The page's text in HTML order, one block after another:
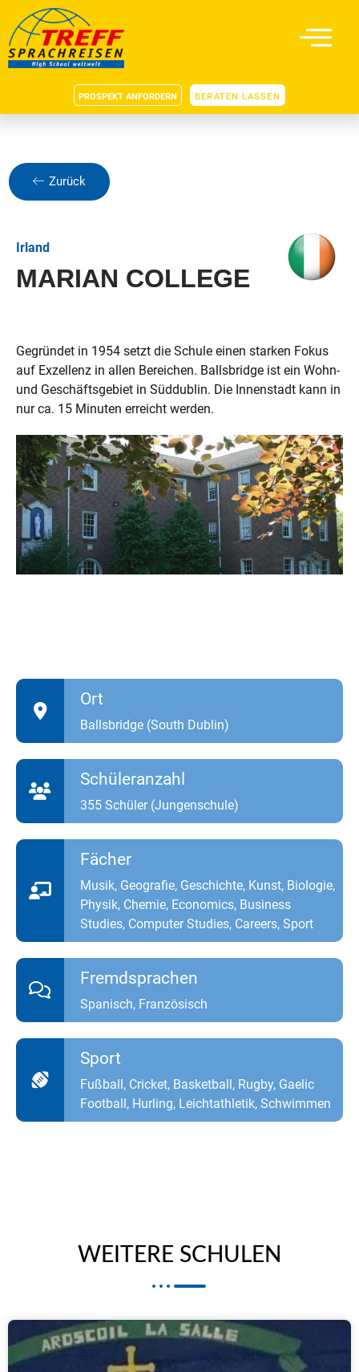
PROSPEKT ANFORDERN BERATEN LASSEN
Zurück
Irland
MARIAN COLLEGE
Gegründet in 1954 setzt die Schule einen starken Fokus
auf Exzellenz in allen Bereichen. Ballsbridge ist ein Wohn-
und Geschäftsgebiet in Süddublin. Die Innenstadt kann in
nur ca. 15 Minuten erreicht werden.
Ort
Ballsbridge (South Dublin)
Schüleranzahl
355 Schüler (Jungenschule)
Fächer
Musik, Geografie, Geschichte, Kunst, Biologie,
Physik, Chemie, Economics, Business
Studies, Computer Studies, Careers, Sport
Fremdsprachen
Spanisch, Französisch
Sport
Fußball, Cricket, Basketball, Rugby, Gaelic
Football, Hurling, Leichtathletik, Schwimmen
WEITERE SCHULEN